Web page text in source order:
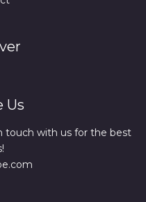
Us
touch with us for the best